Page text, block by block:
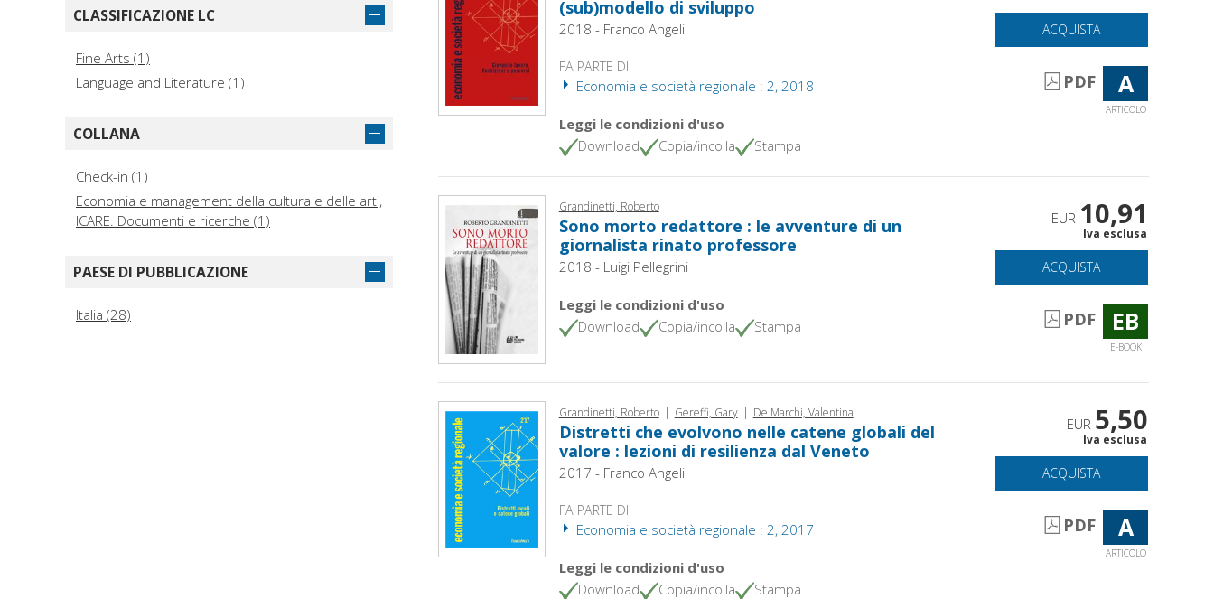
CLASSIFICAZIONE LC
Fine Arts (1)
Language and Literature (1)
COLLANA
Check-in (1)
Economia e management della cultura e delle arti,
ICARE. Documenti e ricerche (1)
PAESE DI PUBBLICAZIONE
Italia (28)
(sub)modello di sviluppo
2018 - Franco Angeli
FA PARTE DI
Economia e società regionale : 2, 2018
Leggi le condizioni d'uso
Download
Copia/incolla Stampa
ACQUISTA
PDF A
ARTICOLO
Grandinetti, Roberto
Sono morto redattore : le avventure di un
giornalista rinato professore
2018 - Luigi Pellegrini
Leggi le condizioni d'uso
Download
Copia/incolla Stampa
EUR 10,91
Iva esclusa
ACQUISTA
PDF EB
E-BOOK
Grandinetti, Roberto | Gereffi, Gary | De Marchi, Valentina
Distretti che evolvono nelle catene globali del
valore : lezioni di resilienza dal Veneto
2017 - Franco Angeli
FA PARTE DI
Economia e società regionale : 2, 2017
Leggi le condizioni d'uso
Download
Copia/incolla Stampa
EUR 5,50
Iva esclusa
ACQUISTA
PDF A
ARTICOLO